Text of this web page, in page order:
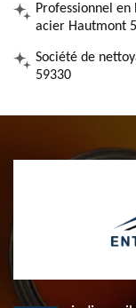
Professionnel
acier Hautmont
Société de
59330